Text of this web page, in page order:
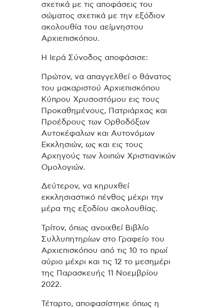
σχετικά με τις αποφάσεις του
σώματος σχετικά με την εξόδιον
ακολουθία του αείμνηστου
Αρχιεπισκόπου.
Η Ιερά Σύνοδος αποφάσισε:
Πρώτον, να απαγγελθεί ο θάνατος
του μακαριστού Αρχιεπισκόπου
Κύπρου Χρυσοστόμου εις τους
Προκαθημένους, Πατριάρχας και
Προέδρους των Ορθοδόξων
Αυτοκέφαλων και Αυτονόμων
Εκκλησιών, ως και εις τους
Αρχηγούς των λοιπών Χριστιανικών
Ομολογιών.
Δεύτερον, να κηρυχθεί
εκκλησιαστικό πένθος μέχρι την
μέρα της εξοδίου ακολουθίας.
Τρίτον, όπως ανοιχθεί Βιβλίο
Συλλυπητηρίων στο Γραφείο του
Αρχιεπισκόπου από τις 10 το πρωί
αύριο μέχρι και τις 12 το μεσημέρι
της Παρασκευής 11 Νοεμβρίου
2022.
Τέταρτο, αποφασίστηκε όπως η